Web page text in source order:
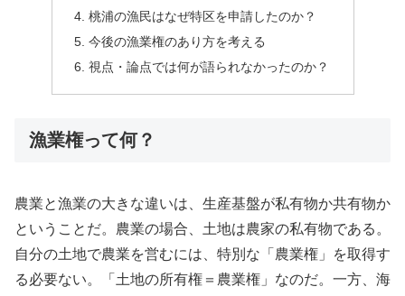
桃浦の漁民はなぜ特区を申請したのか？
今後の漁業権のあり方を考える
視点・論点では何が語られなかったのか？
漁業権って何？
農業と漁業の大きな違いは、生産基盤が私有物か共有物か
ということだ。農業の場合、土地は農家の私有物である。
自分の土地で農業を営むには、特別な「農業権」を取得す
る必要ない。「土地の所有権＝農業権」なのだ。一方、海